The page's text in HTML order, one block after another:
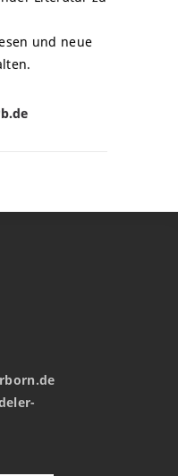
und neue